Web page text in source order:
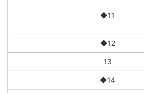
◆11
◆12
13
◆14